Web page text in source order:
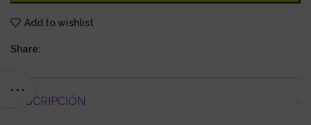
Add to wishlist
Share:
DESCRIPCIÓN